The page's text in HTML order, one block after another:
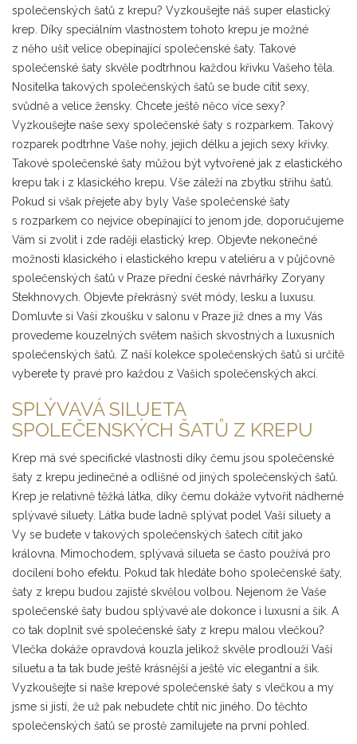
společenských šatů z krepu? Vyzkoušejte náš super elastický
krep. Díky speciálním vlastnostem tohoto krepu je možné
z něho ušít velice obepínající společenské šaty. Takové
společenské šaty skvěle podtrhnou každou křivku Vašeho těla.
Nositelka takových společenských šatů se bude cítit sexy,
svůdně a velice žensky. Chcete ještě něco více sexy?
Vyzkoušejte naše sexy společenské šaty s rozparkem. Takový
rozparek podtrhne Vaše nohy, jejich délku a jejich sexy křivky.
Takové společenské šaty můžou být vytvořené jak z elastického
krepu tak i z klasického krepu. Vše záleží na zbytku střihu šatů.
Pokud si však přejete aby byly Vaše společenské šaty
s rozparkem co nejvíce obepínající to jenom jde, doporučujeme
Vám si zvolit i zde raději elastický krep. Objevte nekonečné
možnosti klasického i elastického krepu v ateliéru a v půjčovně
společenských šatů v Praze přední české návrhářky Zoryany
Stekhnovych. Objevte překrásný svět módy, lesku a luxusu.
Domluvte si Vaši zkoušku v salonu v Praze již dnes a my Vás
provedeme kouzelných světem našich skvostných a luxusních
společenských šatů. Z naší kolekce společenských šatů si určitě
vyberete ty pravé pro každou z Vašich společenských akcí.
SPLÝVAVÁ SILUETA
SPOLEČENSKÝCH ŠATŮ Z KREPU
Krep má své specifické vlastnosti díky čemu jsou společenské
šaty z krepu jedinečné a odlišné od jiných společenských šatů.
Krep je relativně těžká látka, díky čemu dokáže vytvořit nádherné
splývavé siluety. Látka bude ladně splývat podel Vaší siluety a
Vy se budete v takových společenských šatech cítit jako
královna. Mimochodem, splývavá silueta se často používá pro
docílení boho efektu. Pokud tak hledáte boho společenské šaty,
šaty z krepu budou zajisté skvělou volbou. Nejenom že Vaše
společenské šaty budou splývavé ale dokonce i luxusní a šik. A
co tak doplnit své společenské šaty z krepu malou vlečkou?
Vlečka dokáže opravdová kouzla jelikož skvěle prodlouží Vaší
siluetu a ta tak bude ještě krásnější a ještě víc elegantní a šik.
Vyzkoušejte si naše krepové společenské šaty s vlečkou a my
jsme si jistí, že už pak nebudete chtít nic jiného. Do těchto
společenských šatů se prostě zamilujete na první pohled.